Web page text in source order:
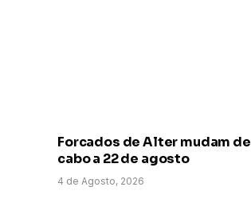
Forcados de Alter mudam de
cabo a 22 de agosto
4 de Agosto, 2026